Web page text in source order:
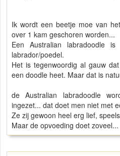
Ik wordt een beetje moe van
over 1 kam geschoren worden...
Een Australian labradoodle
labrador/poedel.
Het is tegenwoordig al gauw
een doodle heet. Maar dat is
de Australian labradoodle
ingezet... dat doet men niet met
Ze zij gewoon heel erg lief,
Maar de opvoeding doet zoveel...